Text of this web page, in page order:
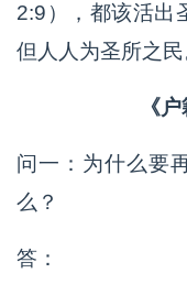
2:9），都该活出
但人人为圣所之民
《
问一：为什么要
么？
答：